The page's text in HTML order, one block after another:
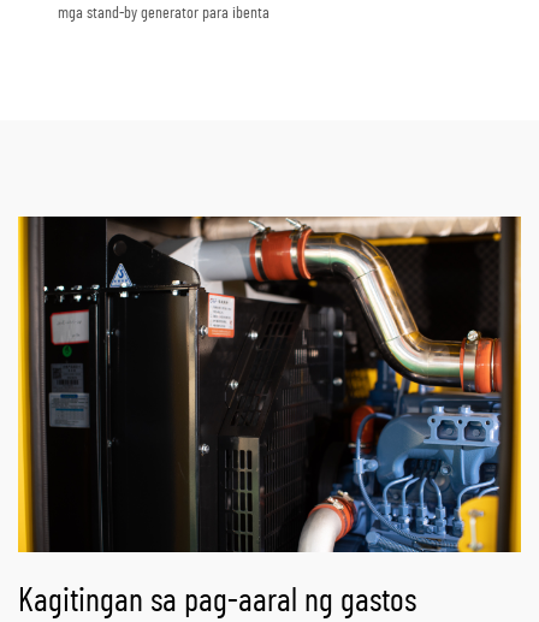
mga stand-by generator para ibenta
Kagitingan sa pag-aaral ng gastos